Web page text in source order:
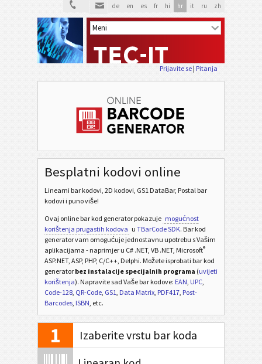
de en es fr hi hr it ru zh
Prijavite se| Pitanja
Besplatni kodovi online
Linearni bar kodovi, 2D kodovi, GS1 DataBar, Postal bar
kodovi i puno više!
Ovaj online bar kod generator pokazuje mogućnost
korištenja prugastih kodova u TBarCode SDK. Bar kod
generator vam omogućuje jednostavnu upotrebu s Vašim
aplikacijama - naprimjer u C# .NET, VB .NET, Microsoft®
ASP.NET, ASP, PHP, C/C++, Delphi. Možete isprobati bar kod
generator bez instalacije specijalnih programa (uvijeti
korištenja). Napravite sad Vaše bar kodove: EAN, UPC,
Code-128, QR-Code, GS1, Data Matrix, PDF417, Post-
Barcodes, ISBN, etc.
1 Izaberite vrstu bar koda